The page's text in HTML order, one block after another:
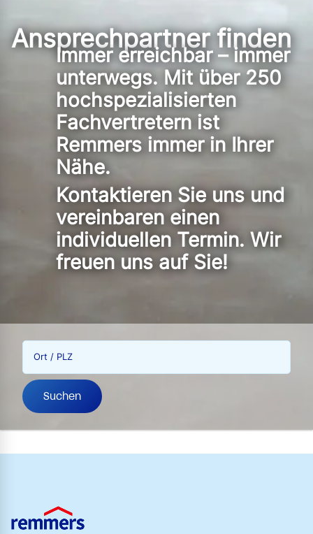
Ansprechpartner finden
Immer erreichbar – immer
unterwegs. Mit über 250
hochspezialisierten
Fachvertretern ist
Remmers immer in Ihrer
Nähe.
Kontaktieren Sie uns und
vereinbaren einen
individuellen Termin. Wir
freuen uns auf Sie!
Ort / PLZ
Suchen